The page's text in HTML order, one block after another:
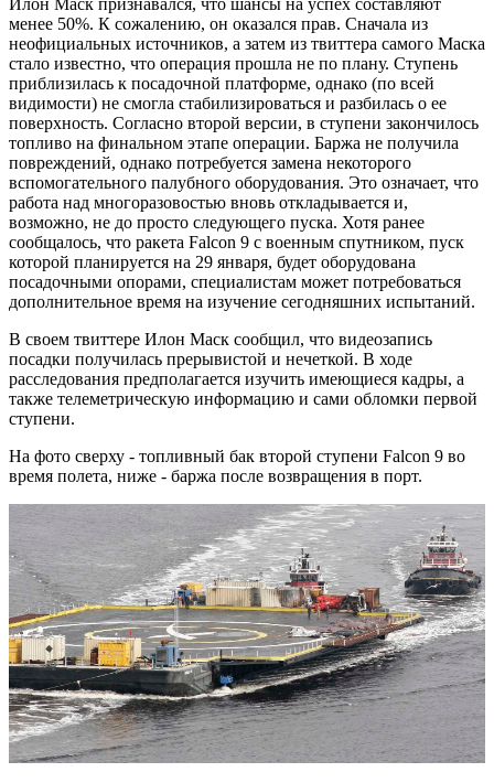
менее 50%. К сожалению, он оказался прав. Сначала из
неофициальных источников, а затем из твиттера самого Маска
стало известно, что операция прошла не по плану. Ступень
приблизилась к посадочной платформе, однако (по всей
видимости) не смогла стабилизироваться и разбилась о ее
поверхность. Согласно второй версии, в ступени закончилось
топливо на финальном этапе операции. Баржа не получила
повреждений, однако потребуется замена некоторого
вспомогательного палубного оборудования. Это означает, что
работа над многоразовостью вновь откладывается и,
возможно, не до просто следующего пуска. Хотя ранее
сообщалось, что ракета Falcon 9 с военным спутником, пуск
которой планируется на 29 января, будет оборудована
посадочными опорами, специалистам может потребоваться
дополнительное время на изучение сегодняшних испытаний.
В своем твиттере Илон Маск сообщил, что видеозапись
посадки получилась прерывистой и нечеткой. В ходе
расследования предполагается изучить имеющиеся кадры, а
также телеметрическую информацию и сами обломки первой
ступени.
На фото сверху - топливный бак второй ступени Falcon 9 во
время полета, ниже - баржа после возвращения в порт.